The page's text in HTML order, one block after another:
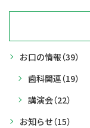
お口の情報（39）
歯科関連（19）
講演会（22）
お知らせ（15）